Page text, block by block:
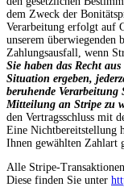
dem Zweck der
Verarbeitung erfolgt auf
unserem überwiegenden
Zahlungsausfall, wenn
Sie haben das Recht
Situation ergeben,
beruhende Verarbeitung
Mitteilung an Stripe zu
den Vertragsschluss mit
Eine Nichtbereitstellung
Ihnen gewählten Zahlart
Alle Stripe-
Diese finden Sie unter